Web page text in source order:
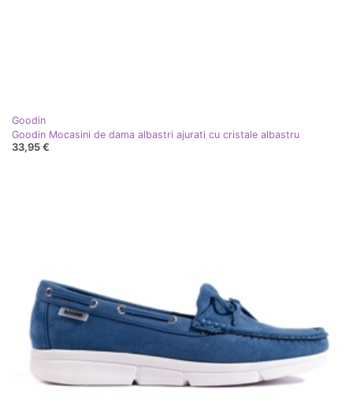
Goodin
Goodin Mocasini de dama albastri ajurati cu cristale albastru
33,95 €